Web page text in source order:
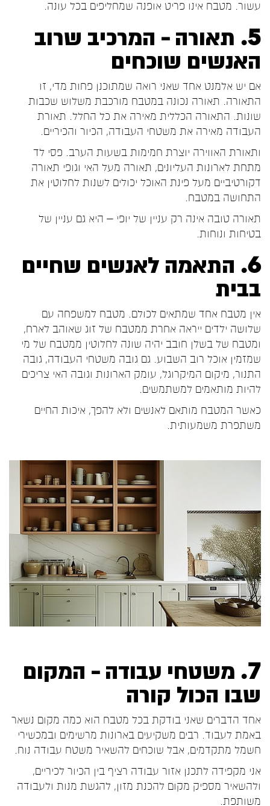
עשור. מטבח אינו פריט אופנה שמחליפים בכל עונה.
5. תאורה – המרכיב שרוב
האנשים שוכחים
אם יש אלמנט אחד שאני רואה שמתוכנן פחות מדי, זו
התאורה. תאורה נכונה במטבח מורכבת משלוש שכבות
שונות. התאורה הכללית מאירה את כל החלל. תאורת
העבודה מאירה את משטחי העבודה, הכיור והכיריים.
ותאורת האווירה יוצרת חמימות בשעות הערב. פסי לד
מתחת לארונות העליונים, תאורה מעל האי וגופי תאורה
דקורטיביים מעל פינת האוכל יכולים לשנות לחלוטין את
התחושה במטבח.
תאורה טובה אינה רק עניין של יופי – היא גם עניין של
בטיחות ונוחות.
6. התאמה לאנשים שחיים
בבית
אין מטבח אחד שמתאים לכולם. מטבח למשפחה עם
שלושה ילדים ייראה אחרת ממטבח של זוג שאוהב לארח,
ומטבח של בשלן חובב יהיה שונה לחלוטין ממטבח של מי
שמזמין אוכל רוב השבוע. גם גובה משטחי העבודה, גובה
התנור, מיקום המיקרוגל, עומק הארונות וגובה האי צריכים
להיות מותאמים למשתמשים.
כאשר המטבח מותאם לאנשים ולא להפך, איכות החיים
משתפרת משמעותית.
7. משטחי עבודה – המקום
שבו הכול קורה
אחד הדברים שאני בודקת בכל מטבח הוא כמה מקום נשאר
באמת לעבוד. רבים משקיעים בארונות מרשימים ובמכשירי
חשמל מתקדמים, אבל שוכחים להשאיר משטח עבודה נוח.
אני מקפידה לתכנן אזור עבודה רציף בין הכיור לכיריים,
ולהשאיר מספיק מקום להכנת מזון, להגשת מנות ולעבודה
משותפת.